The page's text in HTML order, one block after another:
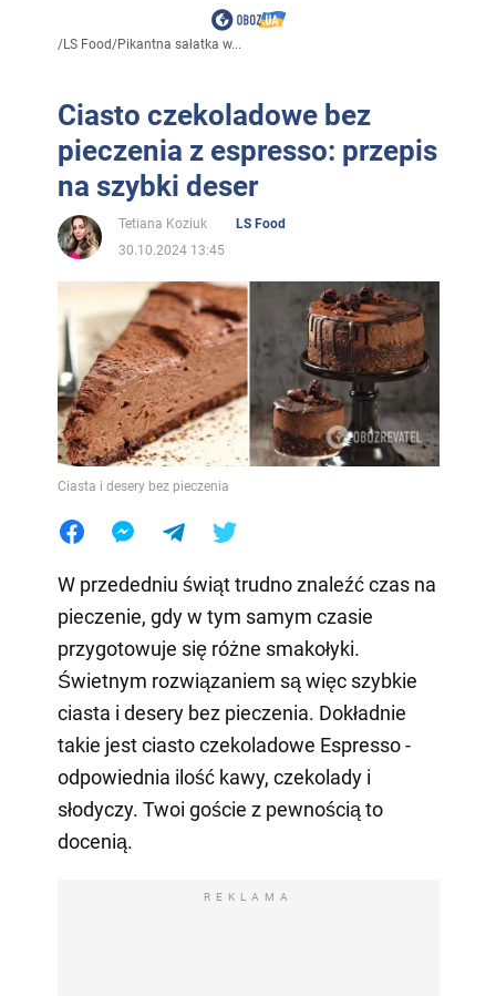
/LS Food/Pikantna sałatka w...
Ciasto czekoladowe bez
pieczenia z espresso: przepis
na szybki deser
Tetiana Koziuk
LS Food
30.10.2024 13:45
Ciasta i desery bez pieczenia
W przededniu świąt trudno znaleźć czas na
pieczenie, gdy w tym samym czasie
przygotowuje się różne smakołyki.
Świetnym rozwiązaniem są więc szybkie
ciasta i desery bez pieczenia. Dokładnie
takie jest ciasto czekoladowe Espresso -
odpowiednia ilość kawy, czekolady i
słodyczy. Twoi goście z pewnością to
docenią.
REKLAMA